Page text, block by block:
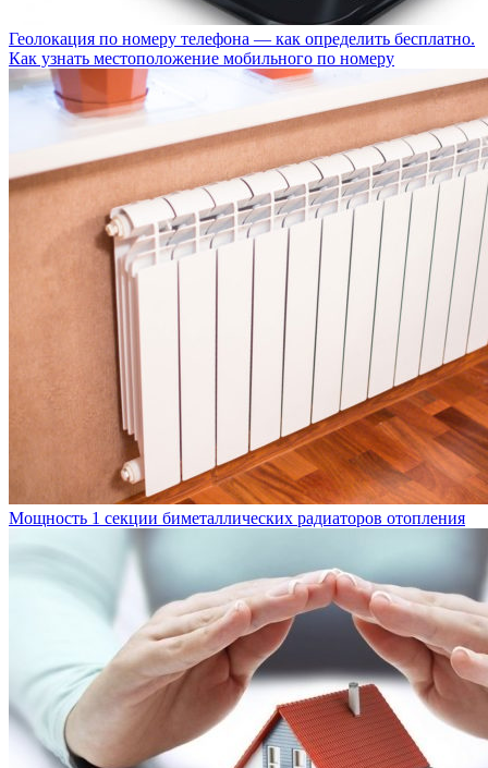
Геолокация по номеру телефона — как определить бесплатно.
Как узнать местоположение мобильного по номеру
Мощность 1 секции биметаллических радиаторов отопления